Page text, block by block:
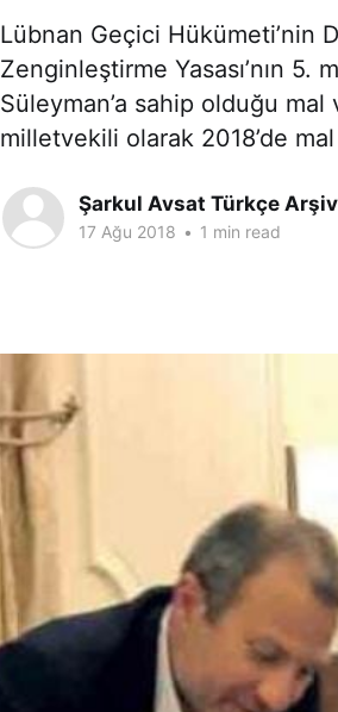
Lübnan Geçici Hükümeti’nin
Zenginleştirme Yasası’nın 5.
Süleyman’a sahip olduğu mal
milletvekili olarak 2018’de
Şarkul Avsat Türkçe
17 Ağu 2018 • 1 min read